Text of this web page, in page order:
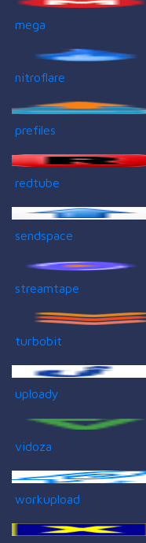
mega
nitroflare
prefiles
redtube
sendspace
streamtape
turbobit
uploady
vidoza
workupload